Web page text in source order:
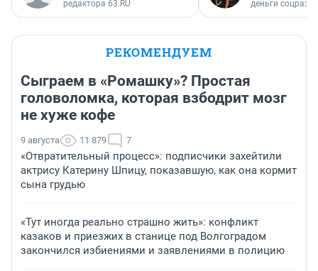
редактора 63.RU деньги
РЕКОМЕНДУЕМ
Сыграем в «Ромашку»? Простая
головоломка, которая взбодрит мозг
не хуже кофе
9 августа 11 879 7
«Отвратительный процесс»: подписчики захейтили
актрису Катерину Шпицу, показавшую, как она кормит
сына грудью
«Тут иногда реально страшно жить»: конфликт
казаков и приезжих в станице под Волгоградом
закончился избиениями и заявлениями в полицию